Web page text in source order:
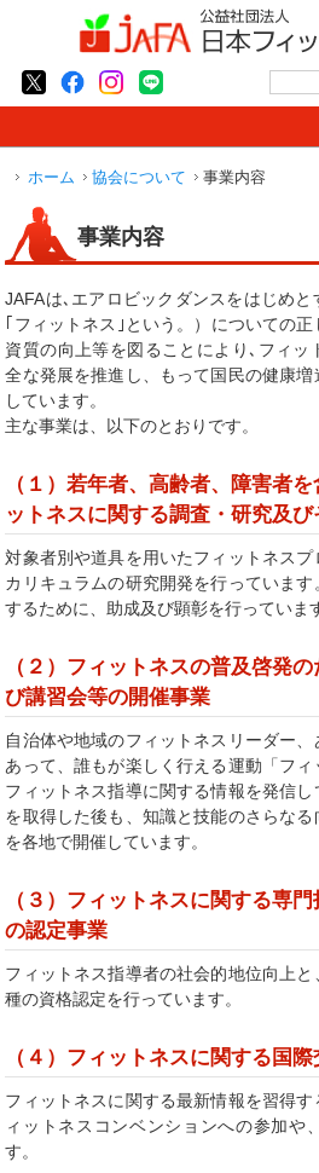
ホーム 協会について 事業内容
事業内容
JAFAは､エアロビックダンスをはじめ
｢フィットネス｣という。）についての
資質の向上等を図ることにより､フィッ
全な発展を推進し、もって国民の健康
しています。
主な事業は、以下のとおりです。
（１）若年者、高齢者、障害者
ットネスに関する調査・研究及
対象者別や道具を用いたフィットネスプ
カリキュラムの研究開発を行っていま
するために、助成及び顕彰を行っていま
（２）フィットネスの普及啓発
び講習会等の開催事業
自治体や地域のフィットネスリーダー
あって、誰もが楽しく行える運動「フィ
フィットネス指導に関する情報を発信
を取得した後も、知識と技能のさらな
を各地で開催しています。
（３）フィットネスに関する専
の認定事業
フィットネス指導者の社会的地位向上
種の資格認定を行っています。
（４）フィットネスに関する国
フィットネスに関する最新情報を習得
ィットネスコンベンションへの参加や
す。